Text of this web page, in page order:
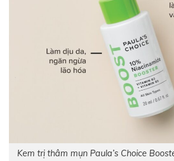
Kem trị thâm mụn Paula’s Choice